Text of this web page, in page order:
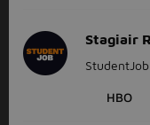
Stagiair
StudentJob
HBO